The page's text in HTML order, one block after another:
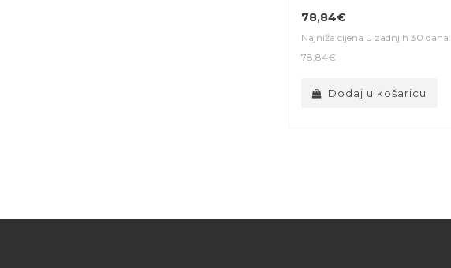
78,84€
Najniža cijena u zadnjih 30 dana:
78,84€
Dodaj u košaricu